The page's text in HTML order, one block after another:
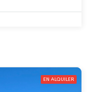
EN ALQUILER